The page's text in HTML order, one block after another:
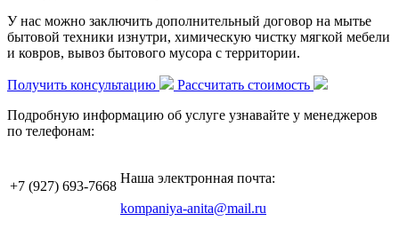
У нас можно заключить дополнительный договор на мытье
бытовой техники изнутри, химическую чистку мягкой мебели
и ковров, вывоз бытового мусора с территории.
Получить консультацию
Рассчитать стоимость
Подробную информацию об услуге узнавайте у менеджеров
по телефонам:
+7 (927) 693-7668
Наша электронная почта:
kompaniya-anita@mail.ru